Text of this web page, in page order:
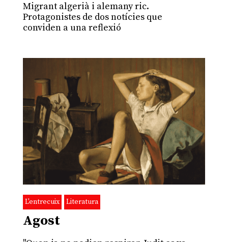
Migrant algerià i alemany ric.
Protagonistes de dos notícies que
conviden a una reflexió
L'entrecuix Literatura
Agost